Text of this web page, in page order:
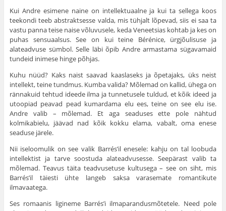
Kui Andre esimene naine on intellektuaalne ja kui ta sellega koos
teekondi teeb abstraktsesse valda, mis tühjalt lõpevad, siis ei saa ta
vastu panna teise naise võluvusele, keda Veneetsias kohtab ja kes on
puhas sensuaalsus. See on kui teine Bérénice, ürgjõulisuse ja
alateadvuse sümbol. Selle läbi õpib Andre armastama sügavamaid
tundeid inimese hinge põhjas.
Kuhu nüüd? Kaks naist saavad kaaslaseks ja õpetajaks, üks neist
intellekt, teine tundmus. Kumba valida? Mõlemad on kallid, ühega on
rännakuid tehtud ideede ilma ja tunnetusele tuldud, et kõik ideed ja
utoopiad peavad pead kumardama elu ees, teine on see elu ise.
Andre valib – mõlemad. Et aga seaduses ette pole nähtud
kolmikabielu, jää­vad nad kõik kokku elama, vabalt, oma enese
seaduse järele.
Nii iseloomulik on see valik Barrés’il enesele: kahju on tal loobuda
intellektist ja tarve soostuda alateadvusesse. Seepärast valib ta
mõlemad. Teavus täita teadvusetuse kultusega – see on siht, mis
Barrés’il täiesti ühte langeb saksa varasemate romantikute
ilmavaatega.
Ses romaanis ligineme Barrés’i ilmaparandusmõtetele. Need pole